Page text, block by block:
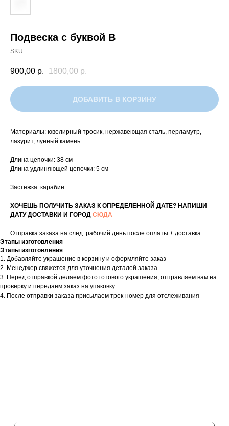
Подвеска с буквой В
SKU:
900,00 р. 1800,00 р.
ДОБАВИТЬ В КОРЗИНУ
Материалы: ювелирный тросик, нержавеющая сталь, перламутр,
лазурит, лунный камень
Длина цепочки: 38 см
Длина удлиняющей цепочки: 5 см
Застежка: карабин
ХОЧЕШЬ ПОЛУЧИТЬ ЗАКАЗ К ОПРЕДЕЛЕННОЙ ДАТЕ? НАПИШИ
ДАТУ ДОСТАВКИ И ГОРОД СЮДА
Отправка заказа на след. рабочий день после оплаты + доставка
Этапы изготовления
Этапы изготовления
1. Добавляйте украшение в корзину и оформляйте заказ
2. Менеджер свяжется для уточнения деталей заказа
3. Перед отправкой делаем фото готового украшения, отправляем вам на
проверку и передаем заказ на упаковку
4. После отправки заказа присылаем трек-номер для отслеживания